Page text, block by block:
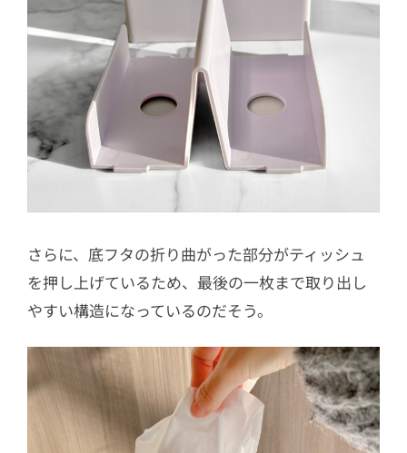
さらに、底フタの折り曲がった部分がティッシュ
を押し上げているため、最後の一枚まで取り出し
やすい構造になっているのだそう。